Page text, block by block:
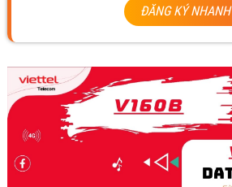
ĐĂNG KÝ NHANH